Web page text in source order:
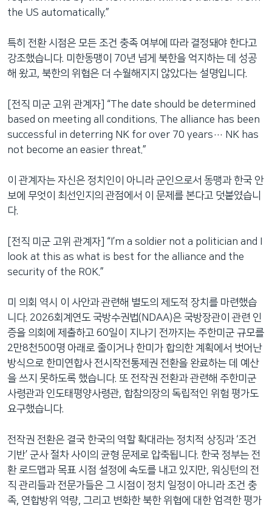
the US automatically.”
특히 전환 시점은 모든 조건 충족 여부에 따라 결정돼야 한다고
강조했습니다. 미한동맹이 70년 넘게 북한을 억지하는 데 성공
해 왔고, 북한의 위협은 더 수월해지지 않았다는 설명입니다.
[전직 미군 고위 관계자] “The date should be determined
based on meeting all conditions. The alliance has been
successful in deterring NK for over 70 years… NK has
not become an easier threat.”
이 관계자는 자신은 정치인이 아니라 군인으로서 동맹과 한국 안
보에 무엇이 최선인지의 관점에서 이 문제를 본다고 덧붙였습니
다.
[전직 미군 고위 관계자] “I’m a soldier not a politician and I
look at this as what is best for the alliance and the
security of the ROK.”
미 의회 역시 이 사안과 관련해 별도의 제도적 장치를 마련했습
니다. 2026회계연도 국방수권법(NDAA)은 국방장관이 관련 인
증을 의회에 제출하고 60일이 지나기 전까지는 주한미군 규모를
2만8천500명 아래로 줄이거나 한미가 합의한 계획에서 벗어난
방식으로 한미연합사 전시작전통제권 전환을 완료하는 데 예산
을 쓰지 못하도록 했습니다. 또 전작권 전환과 관련해 주한미군
사령관과 인도태평양사령관, 합참의장의 독립적인 위험 평가도
요구했습니다.
전작권 전환은 결국 한국의 역할 확대라는 정치적 상징과 ‘조건
기반’ 군사 절차 사이의 균형 문제로 압축됩니다. 한국 정부는 전
환 로드맵과 목표 시점 설정에 속도를 내고 있지만, 워싱턴의 전
직 관리들과 전문가들은 그 시점이 정치 일정이 아니라 조건 충
족, 연합방위 역량, 그리고 변화한 북한 위협에 대한 엄격한 평가